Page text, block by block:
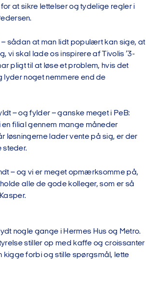
at sikre lettelser og tydelige regler i
sådan at man lidt populært kan sige, at
vi skal lade os inspirere af Tivolis ’3-
pligt til at løse et problem, hvis det
lyder noget nemmere end de
– og fylder – ganske meget i PeB:
filial gennem mange måneder
løsningerne lader vente på sig, er der
steder.
– og vi er meget opmærksomme på,
alle de gode kolleger, som er så
nogle gange i Hermes Hus og Metro.
stiller op med kaffe og croissanter
kigge forbi og stille spørgsmål, lette